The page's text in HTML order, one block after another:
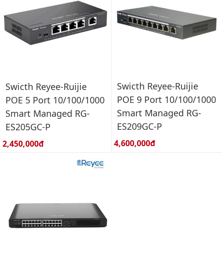
Swicth Reyee-Ruijie
POE 5 Port 10/100/1000
Smart Managed RG-
ES205GC-P
Giá bán:
2,450,000đ
Swicth Reyee-Ruijie
POE 9 Port 10/100/1000
Smart Managed RG-
ES209GC-P
Giá bán:
4,600,000đ